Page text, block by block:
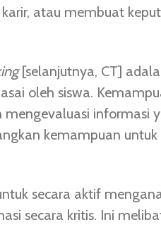
atau membuat
[selanjutnya, CT]
oleh siswa.
informasi
kemampuan untuk
secara aktif
secara kritis. Ini